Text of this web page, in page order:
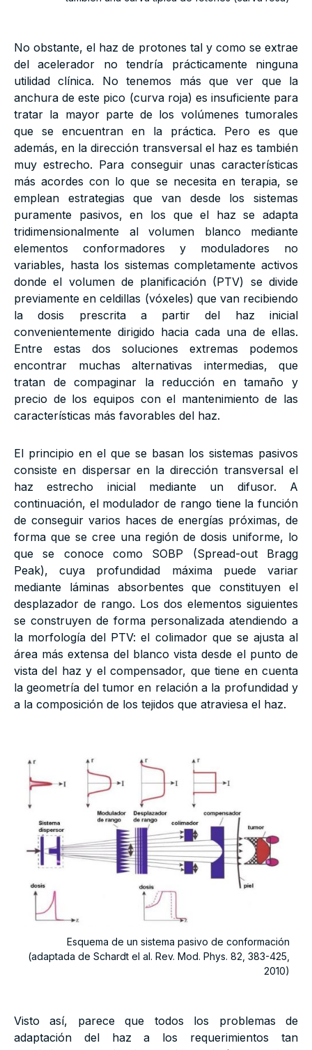
No obstante, el haz de protones tal y como se extrae
del acelerador no tendría prácticamente ninguna
utilidad clínica. No tenemos más que ver que la
anchura de este pico (curva roja) es insuficiente para
tratar la mayor parte de los volúmenes tumorales
que se encuentran en la práctica. Pero es que
además, en la dirección transversal el haz es también
muy estrecho. Para conseguir unas características
más acordes con lo que se necesita en terapia, se
emplean estrategias que van desde los sistemas
puramente pasivos, en los que el haz se adapta
tridimensionalmente al volumen blanco mediante
elementos conformadores y moduladores no
variables, hasta los sistemas completamente activos
donde el volumen de planificación (PTV) se divide
previamente en celdillas (vóxeles) que van recibiendo
la dosis prescrita a partir del haz inicial
convenientemente dirigido hacia cada una de ellas.
Entre estas dos soluciones extremas podemos
encontrar muchas alternativas intermedias, que
tratan de compaginar la reducción en tamaño y
precio de los equipos con el mantenimiento de las
características más favorables del haz.
El principio en el que se basan los sistemas pasivos
consiste en dispersar en la dirección transversal el
haz estrecho inicial mediante un difusor. A
continuación, el modulador de rango tiene la función
de conseguir varios haces de energías próximas, de
forma que se cree una región de dosis uniforme, lo
que se conoce como SOBP (Spread-out Bragg
Peak), cuya profundidad máxima puede variar
mediante láminas absorbentes que constituyen el
desplazador de rango. Los dos elementos siguientes
se construyen de forma personalizada atendiendo a
la morfología del PTV: el colimador que se ajusta al
área más extensa del blanco vista desde el punto de
vista del haz y el compensador, que tiene en cuenta
la geometría del tumor en relación a la profundidad y
a la composición de los tejidos que atraviesa el haz.
Esquema de un sistema pasivo de conformación
(adaptada de Schardt el al. Rev. Mod. Phys. 82, 383-425,
2010)
Visto así, parece que todos los problemas de
adaptación del haz a los requerimientos tan